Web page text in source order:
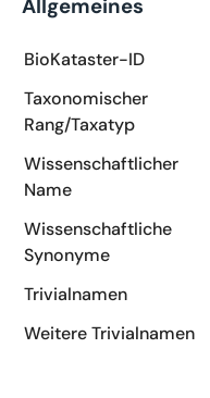
Allgemeines
BioKataster-ID
Taxonomischer
Rang/Taxatyp
Wissenschaftlicher
Name
Wissenschaftliche
Synonyme
Trivialnamen
Weitere Trivialnamen